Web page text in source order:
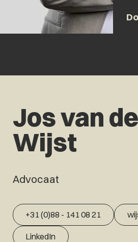
Jos van
Wijst
Advocaat
+31 (0)88 - 141 08 21
LinkedIn